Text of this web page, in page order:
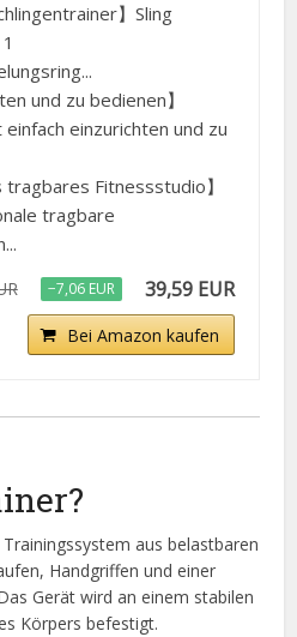
】Sling
und zu bedienen】
einzurichten und zu
tragbares Fitnessstudio】
tragbare
−7,06 EUR 39,59 EUR
Bei Amazon kaufen
aus belastbaren
Handgriffen und einer
Gerät wird an einem stabilen
Körpers befestigt.